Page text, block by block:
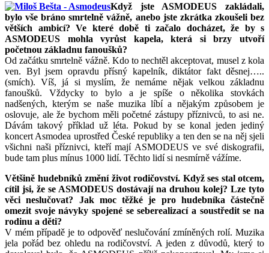
Když jste ASMODEUS zakládali,
bylo vše bráno smrtelně vážně, anebo jste zkrátka zkoušeli bez
větších ambicí? Ve které době ti začalo docházet, že by s
ASMODEUS mohla vyrůst kapela, která si brzy utvoří
početnou základnu fanoušků?
Od začátku smrtelně vážně. Kdo to nechtěl akceptovat, musel z kola
ven. Byl jsem opravdu přísný kapelník, diktátor fakt děsnej…..
(smích). Víš, já si myslím, že nemáme nějak velkou základnu
fanoušků. Vždycky to bylo a je spíše o několika stovkách
nadšených, kterým se naše muzika líbí a nějakým způsobem je
oslovuje, ale že bychom měli početné zástupy příznivců, to asi ne.
Dávám takový příklad už léta. Pokud by se konal jeden jediný
koncert Asmodea uprostřed České republiky a ten den se na něj sjeli
všichni naši příznivci, kteří mají ASMODEUS ve své diskografii,
bude tam plus mínus 1000 lidí. Těchto lidí si nesmírně vážíme.
Většině hudebníků změní život rodičovství. Když ses stal otcem,
cítil jsi, že se ASMODEUS dostávají na druhou kolej? Lze tyto
věci neslučovat? Jak moc těžké je pro hudebníka částečně
omezit svoje návyky spojené se seberealizací a soustředit se na
rodinu a děti?
V mém případě je to odpověď neslučování zmíněných rolí. Muzika
jela pořád bez ohledu na rodičovství. A jeden z důvodů, který to